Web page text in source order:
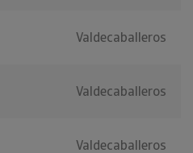
Valdecaballeros
Valdecaballeros
Valdecaballeros